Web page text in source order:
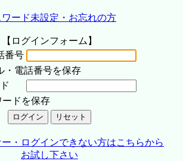
ード未設定・お忘れの方
【ログインフォーム】
番号
・電話番号を保存
ードを保存
・ログインできない方はこちらから
お試し下さい